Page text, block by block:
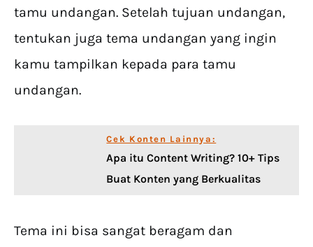
tamu undangan. Setelah tujuan undangan,
tentukan juga tema undangan yang ingin
kamu tampilkan kepada para tamu
undangan.
Cek Konten Lainnya:
Apa itu Content Writing? 10+ Tips
Buat Konten yang Berkualitas
Tema ini bisa sangat beragam dan